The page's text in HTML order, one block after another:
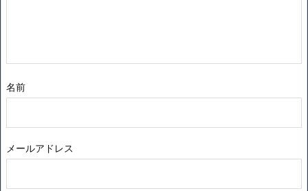
名前
メールアドレス